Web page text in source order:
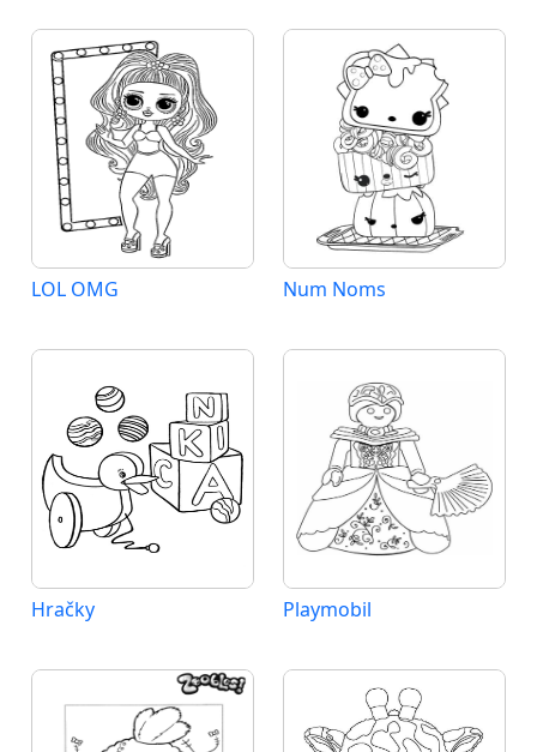
LOL OMG Num Noms
Hračky Playmobil